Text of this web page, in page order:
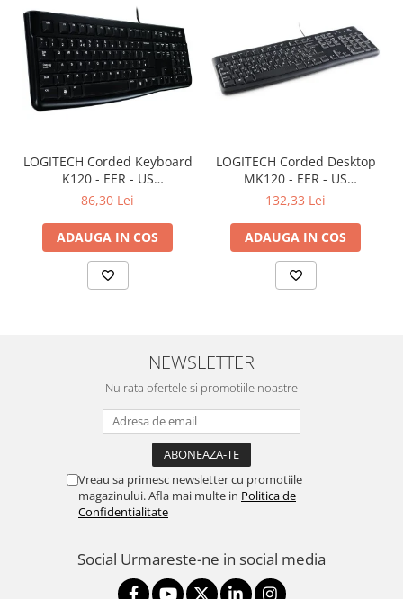
LOGITECH Corded Keyboard
K120 - EER - US
International layout
86,30 Lei
ADAUGA IN COS
LOGITECH Corded Desktop
MK120 - EER - US
International layout
132,33 Lei
ADAUGA IN COS
NEWSLETTER
Nu rata ofertele si promotiile noastre
Vreau sa primesc newsletter cu promotiile
magazinului. Afla mai multe in Politica de
Confidentialitate
Social Urmareste-ne in social media